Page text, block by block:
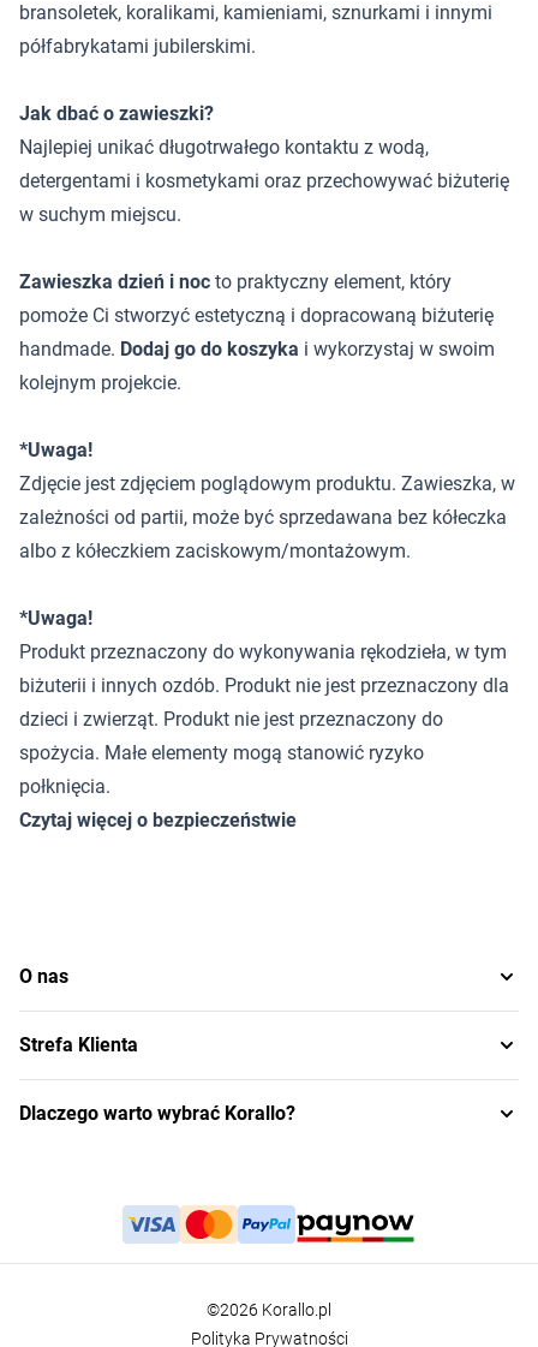
bransoletek, koralikami, kamieniami, sznurkami i innymi
półfabrykatami jubilerskimi.
Jak dbać o zawieszki?
Najlepiej unikać długotrwałego kontaktu z wodą,
detergentami i kosmetykami oraz przechowywać biżuterię
w suchym miejscu.
Zawieszka dzień i noc to praktyczny element, który
pomoże Ci stworzyć estetyczną i dopracowaną biżuterię
handmade. Dodaj go do koszyka i wykorzystaj w swoim
kolejnym projekcie.
*Uwaga!
Zdjęcie jest zdjęciem poglądowym produktu. Zawieszka, w
zależności od partii, może być sprzedawana bez kółeczka
albo z kółeczkiem zaciskowym/montażowym.
*Uwaga!
Produkt przeznaczony do wykonywania rękodzieła, w tym
biżuterii i innych ozdób. Produkt nie jest przeznaczony dla
dzieci i zwierząt. Produkt nie jest przeznaczony do
spożycia. Małe elementy mogą stanowić ryzyko
połknięcia.
Czytaj więcej o bezpieczeństwie
O nas
Strefa Klienta
Dlaczego warto wybrać Korallo?
©2026 Korallo.pl
Polityka Prywatności